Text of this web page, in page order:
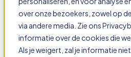
over onze bezoekers, zowel op
via andere media. Zie ons
informatie over de cookies die we
Als je weigert, zal je informatie
Lees onze laatste